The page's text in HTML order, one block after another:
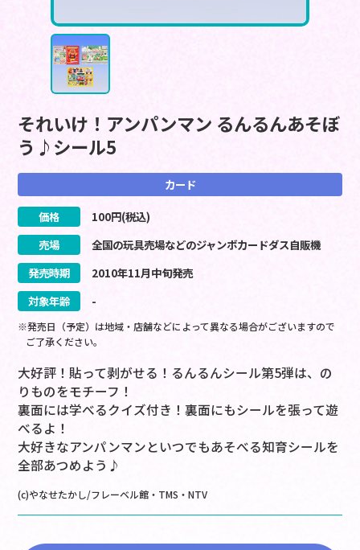
それいけ！アンパンマン るんるんあそぼ
う♪シール5
カード
価格 100円(税込)
売場
全国の玩具売場などのジャンボカードダス自販機
発売時期
2010年11月中旬発売
対象年齢
-
※発売日（予定）は地域・店舗などによって異なる場合がございますので
ご了承ください。
大好評！貼って剥がせる！るんるんシール第5弾は、の
りものをモチーフ！
裏面には学べるクイズ付き！裏面にもシールを張って遊
べるよ！
大好きなアンパンマンといつでもあそべる知育シールを
全部あつめよう♪
(c)やなせたかし/フレーベル館・TMS・NTV